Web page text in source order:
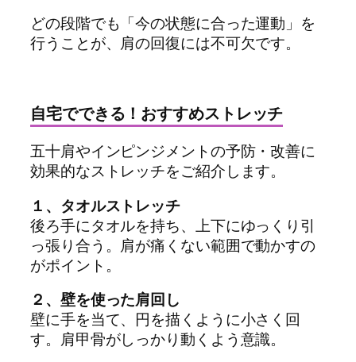
どの段階でも「今の状態に合った運動」を
行うことが、肩の回復には不可欠です。
自宅でできる！おすすめストレッチ
五十肩やインピンジメントの予防・改善に
効果的なストレッチをご紹介します。
１、タオルストレッチ
後ろ手にタオルを持ち、上下にゆっくり引
っ張り合う。肩が痛くない範囲で動かすの
がポイント。
２、壁を使った肩回し
壁に手を当て、円を描くように小さく回
す。肩甲骨がしっかり動くよう意識。